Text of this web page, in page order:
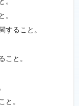
。
すること。
こと。
と。